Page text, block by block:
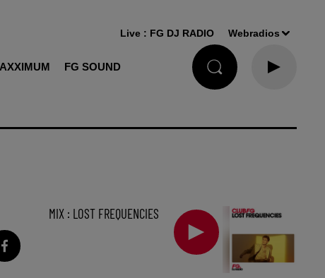
FG SOUND
Live : FG DJ RADIO Webradios
MIX : LOST FREQUENCIES